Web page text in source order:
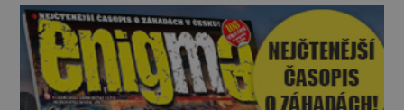
pouhých několik minut od tohoto parkoviště,“
zeptá se suverénně jeden z nich. P